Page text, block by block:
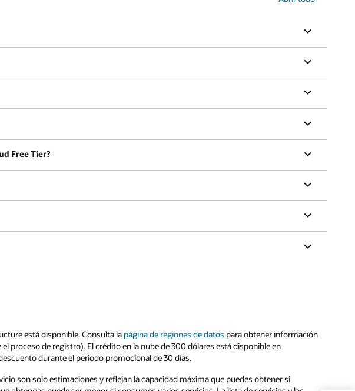
Free Tier?
está disponible. Consulta la página de regiones de datos para obtener información
proceso de registro). El crédito en la nube de 300 dólares está disponible en
durante el periodo promocional de 30 días.
son solo estimaciones y reflejan la capacidad máxima que puedes obtener si